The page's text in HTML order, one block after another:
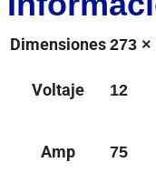
Dimensiones 273 ×
Voltaje 12
Amp 75